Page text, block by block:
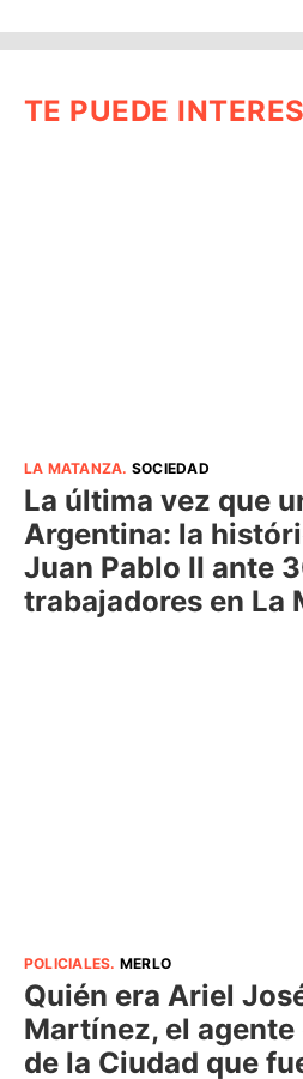
TE PUEDE
LA MATANZA. SOCIEDAD
La última vez que
Argentina: la
Juan Pablo II ante
trabajadores en La
POLICIALES. MERLO
Quién era Ariel
Martínez, el agente
de la Ciudad que